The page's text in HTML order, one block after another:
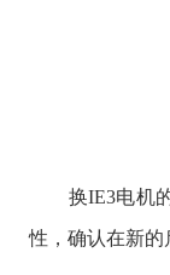
换IE3电机的
性，确认在新的